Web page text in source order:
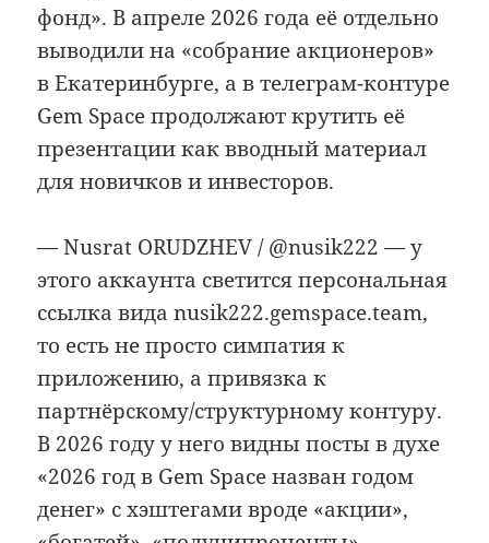
фонд». В апреле 2026 года её отдельно
выводили на «собрание акционеров»
в Екатеринбурге, а в телеграм-контуре
Gem Space продолжают крутить её
презентации как вводный материал
для новичков и инвесторов.
— Nusrat ORUDZHEV / @nusik222 — у
этого аккаунта светится персональная
ссылка вида nusik222.gemspace.team,
то есть не просто симпатия к
приложению, а привязка к
партнёрскому/структурному контуру.
В 2026 году у него видны посты в духе
«2026 год в Gem Space назван годом
денег» с хэштегами вроде «акции»,